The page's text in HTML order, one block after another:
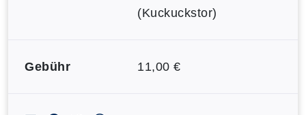
(Kuckuckstor)
Gebühr 11,00 €